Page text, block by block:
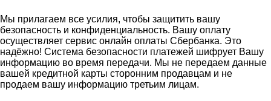
Мы прилагаем все усилия, чтобы защитить вашу
безопасность и конфиденциальность. Вашу оплату
осуществляет сервис онлайн оплаты Сбербанка. Это
надёжно! Система безопасности платежей шифрует Вашу
информацию во время передачи. Мы не передаем данные
вашей кредитной карты сторонним продавцам и не
продаем вашу информацию третьим лицам.